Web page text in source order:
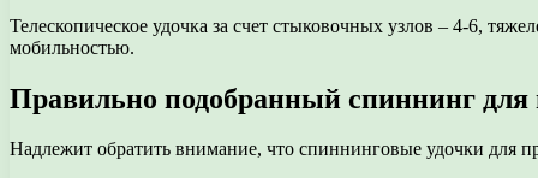
Телескопическое удочка за счет стыковочных узлов – 4-6,
мобильностью.
Правильно подобранный спиннинг
Надлежит обратить внимание, что спиннинговые удочки для